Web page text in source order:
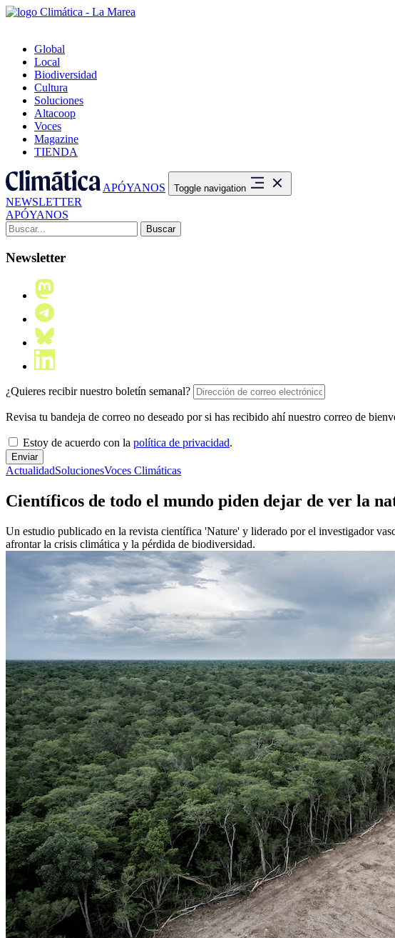
Global
Local
Biodiversidad
Cultura
Soluciones
Altacoop
Voces
Magazine
TIENDA
APÓYANOS Toggle navigation
NEWSLETTER
APÓYANOS
Buscar:
Newsletter
¿Quieres recibir nuestro boletín semanal?
Revisa tu bandeja de correo no deseado por si has recibido ahí nuestro correo de
Estoy de acuerdo con la política de privacidad.
ActualidadSolucionesVoces Climáticas
Científicos de todo el mundo piden dejar de ver la
Un estudio publicado en la revista científica 'Nature' y liderado por el investigador
afrontar la crisis climática y la pérdida de biodiversidad.